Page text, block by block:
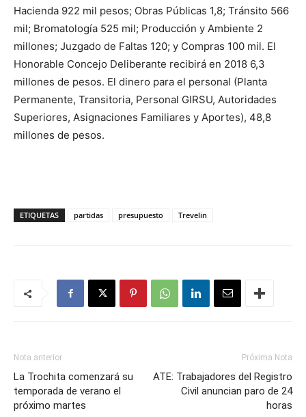
Hacienda 922 mil pesos; Obras Públicas 1,8; Tránsito 566
mil; Bromatología 525 mil; Producción y Ambiente 2
millones; Juzgado de Faltas 120; y Compras 100 mil. El
Honorable Concejo Deliberante recibirá en 2018 6,3
millones de pesos. El dinero para el personal (Planta
Permanente, Transitoria, Personal GIRSU, Autoridades
Superiores, Asignaciones Familiares y Aportes), 48,8
millones de pesos.
ETIQUETAS partidas presupuesto Trevelin
Nota anterior
La Trochita comenzará su
temporada de verano el
próximo martes
Próxima Nota
ATE: Trabajadores del Registro
Civil anuncian paro de 24
horas